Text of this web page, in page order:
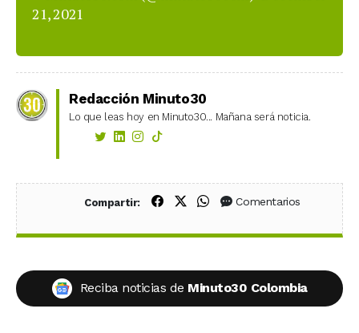
21, 2021
Redacción Minuto30
Lo que leas hoy en Minuto30... Mañana será noticia.
Compartir: Compartir en Facebook
Compartir en X (Twitter)
Compartir en WhatsApp
Comentarios
Reciba noticias de Minuto30 Colombia